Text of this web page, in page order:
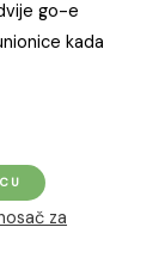
go-e
kada
za